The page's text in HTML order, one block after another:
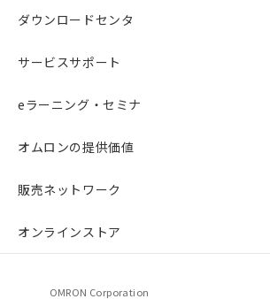
ダウンロードセンタ
サービスサポート
eラーニング・セミナ
オムロンの提供価値
販売ネットワーク
オンラインストア
OMRON Corporation